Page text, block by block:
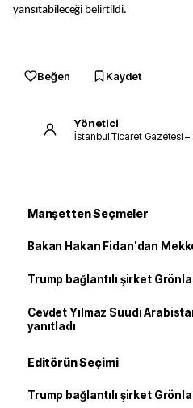
yansıtabileceği belirtildi.
Beğen Kaydet
Yönetici
İstanbul Ticaret Gazetesi –
Manşetten Seçmeler
Bakan Hakan Fidan'dan
Trump bağlantılı şirket
Cevdet Yılmaz Suudi
yanıtladı
Editörün Seçimi
Trump bağlantılı şirket